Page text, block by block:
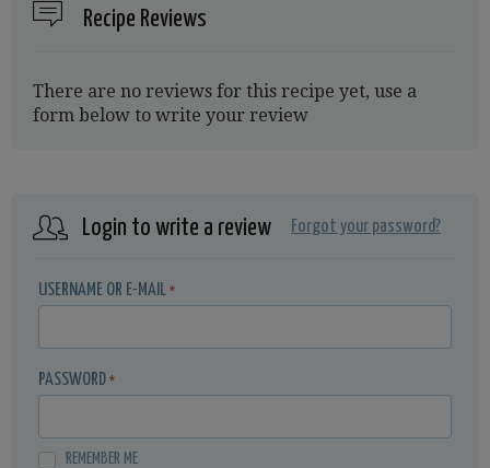
Recipe Reviews
There are no reviews for this recipe yet, use a
form below to write your review
Login to write a review Forgot your password?
USERNAME OR E-MAIL *
PASSWORD *
REMEMBER ME